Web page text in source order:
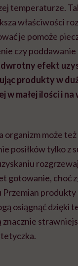
temperaturze.
właściwości
je pomoże
czy
efekt
produkty w
w małej ilości i
organizm może też
posiłków tylko z
gotowanie, choć
produkty
osiągnąć dzięki